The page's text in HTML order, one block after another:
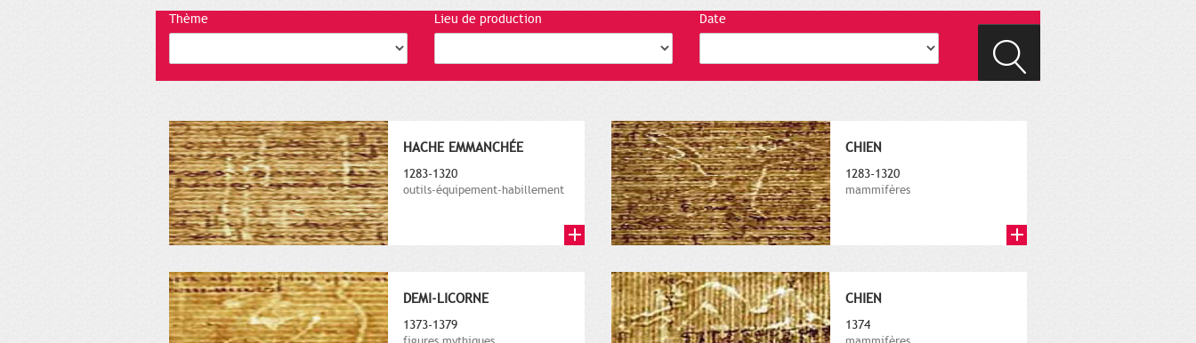
Thème Lieu de production Date
HACHE EMMANCHÉE
1283-1320
outils-équipement-habillement
CHIEN
1283-1320
mammifères
DEMI-LICORNE
1373-1379
CHIEN
1374